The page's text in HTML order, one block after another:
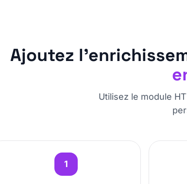
Ajoutez
Utilisez le module
1